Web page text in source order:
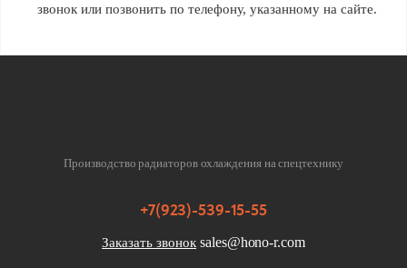
звонок или позвонить по телефону, указанному на сайте.
Производство радиаторов охлаждения на спецтехнику
+7(923)-539-15-55
Заказать звонок sales@hono-r.com